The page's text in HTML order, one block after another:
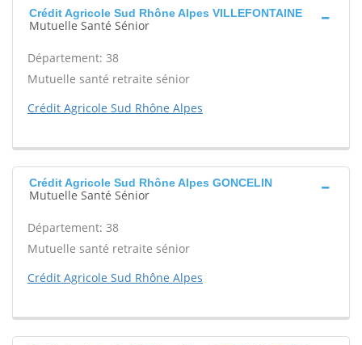
Crédit Agricole Sud Rhône Alpes VILLEFONTAINE
Mutuelle Santé Sénior
Département: 38
Mutuelle santé retraite sénior
Crédit Agricole Sud Rhône Alpes
Crédit Agricole Sud Rhône Alpes GONCELIN
Mutuelle Santé Sénior
Département: 38
Mutuelle santé retraite sénior
Crédit Agricole Sud Rhône Alpes